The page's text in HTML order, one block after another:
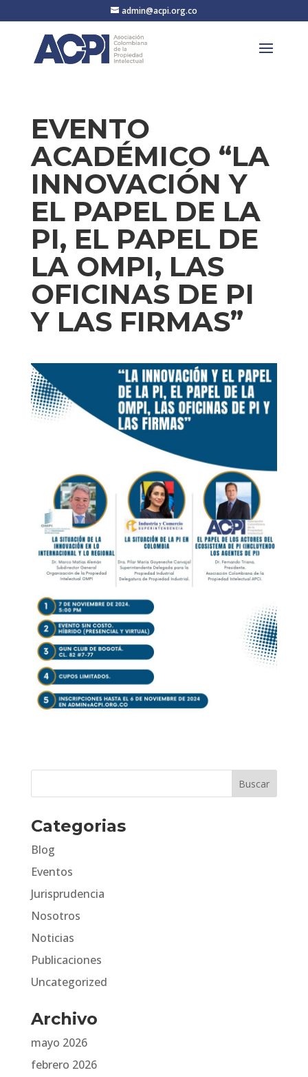
admin@acpi.org.co
EVENTO
ACADÉMICO “LA
INNOVACIÓN Y
EL PAPEL DE LA
PI, EL PAPEL DE
LA OMPI, LAS
OFICINAS DE PI
Y LAS FIRMAS”
Categorias
Blog
Eventos
Jurisprudencia
Nosotros
Noticias
Publicaciones
Uncategorized
Archivo
mayo 2026
febrero 2026